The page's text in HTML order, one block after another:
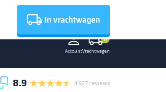
AccountVrachtwagen
0
8.9 4.927 reviews
In vrachtwagen